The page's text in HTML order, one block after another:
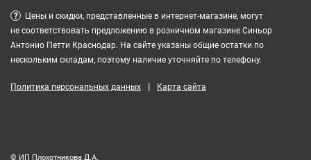
?
Цены и скидки, представленные в интернет-магазине, могут
не соответствовать предложению в розничном магазине Синьор
Антонио Петти Краснодар. На сайте указаны общие остатки по
нескольким складам, поэтому наличие уточняйте по телефону.
Политика персональных данных | Карта сайта
© ИП Плохотникова Д.А.